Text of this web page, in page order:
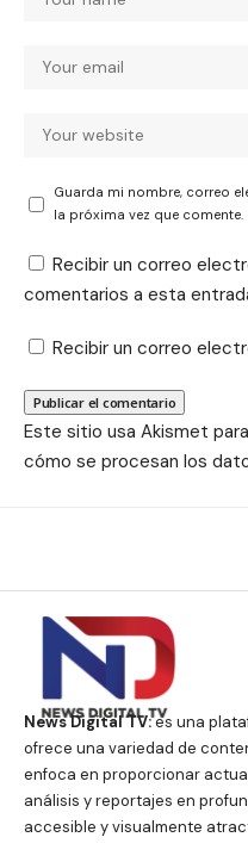
Guarda mi nombre, correo
la próxima vez que comente.
Recibir un correo
comentarios a esta
Recibir un correo
Este sitio usa Akismet
cómo se procesan los
News Digital TV:es una
ofrece una variedad de
enfoca en proporcionar
análisis y reportajes en
accesible y visualmente